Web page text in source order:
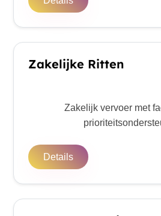
Zakelijke Ritten
Zakelijk vervoer met
Details